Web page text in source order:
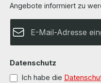
Angebote informiert zu
Datenschutz
Ich habe die